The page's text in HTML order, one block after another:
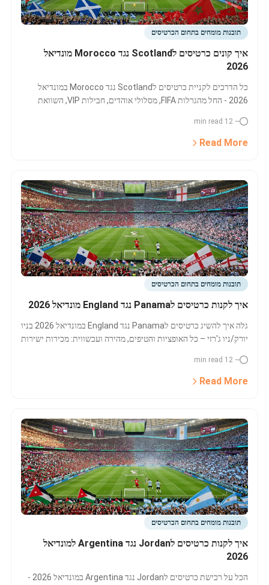
תובנות מומחים בתחום הכרטיסים
איך קונים כרטיסים לScotland נגד Morocco מונדיאל
2026
כל הדרכים לקניית כרטיסים לScotland נגד Morocco במונדיאל
2026 - החל מהגרלות FIFA, מסלולי אוהדים, חבילות VIP, השוואת
מעשיים.
~ 12 min read
Read More
תובנות מומחים בתחום הכרטיסים
איך לקנות כרטיסים לPanama נגד England מונדיאל 2026
גלה איך להשיג כרטיסים לPanama נגד England במונדיאל 2026 בניו
יורק/ניו ג'רזי – כל האופציות והטיפים, מהירה ועכשווית: מכירות ישירות
מחירים.
~ 12 min read
Read More
תובנות מומחים בתחום הכרטיסים
איך לקנות כרטיסים לJordan נגד Argentina למונדיאל
2026
הכל על רכישת כרטיסים לJordan נגד Argentina במונדיאל 2026 -